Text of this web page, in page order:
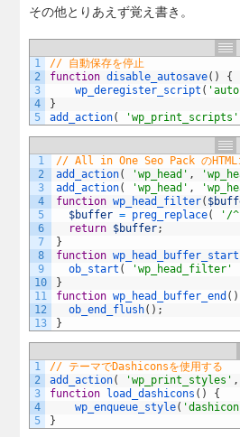
その他とりあえず覚え書き。
1
2
3
4
5
// 自動保存を停止
function disable_autosave( )
{
wp_deregister_script (
}
add_action( 'wp_print_scripts'
1
2
3
4
5
6
7
8
9
10
11
12
13
// All in One Seo Pack のHTML
add_action( 'wp_head' ,
add_action( 'wp_head' ,
function wp_head_filter(
$buffer = preg_replace(
'/
return $buffer;
}
function wp_head_buffer_start
ob_start ( 'wp_head_filter'
}
function wp_head_buffer_end ( )
ob_end_flush( ) ;
}
1
2
3
4
5
// テーマでDashiconsを使用する
add_action( 'wp_print_styles' ,
function load_dashicons ( )
{
wp_enqueue_style(
}